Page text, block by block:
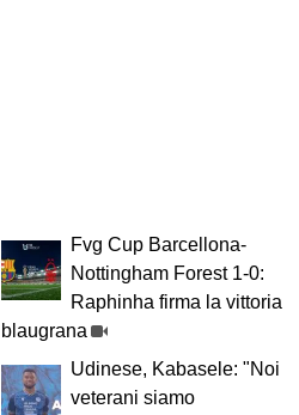
Fvg Cup Barcellona-
Nottingham Forest 1-0:
Raphinha firma la vittoria
blaugrana
Udinese, Kabasele: "Noi
veterani siamo